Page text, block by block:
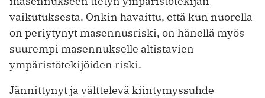
vaikutuksesta. Onkin havaittu, että kun nuorella
on periytynyt masennusriski, on hänellä myös
suurempi masennukselle altistavien
ympäristötekijöiden riski.
Jännittynyt ja välttelevä kiintymyssuhde